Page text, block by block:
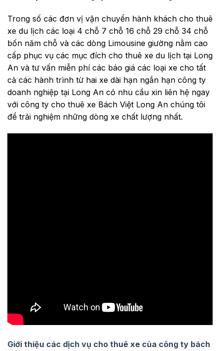
Trong số các đơn vị vận chuyển hành khách cho thuê
xe du lịch các loại 4 chỗ 7 chỗ 16 chỗ 29 chỗ 34 chỗ
bốn năm chỗ và các dòng Limousine giường nằm cao
cấp phục vụ các mục đích cho thuê xe du lịch tại Long
An và tư vấn miễn phí các báo giá các loại xe cho tất
cả các hành trình từ hai xe dài hạn ngắn hạn công ty
doanh nghiệp tại Long An có nhu cầu xin liên hệ ngay
với công ty cho thuê xe Bách Việt Long An chúng tôi
để trải nghiệm những dòng xe chất lượng nhất.
Giới thiệu các dịch vụ cho thuê xe của công ty bách